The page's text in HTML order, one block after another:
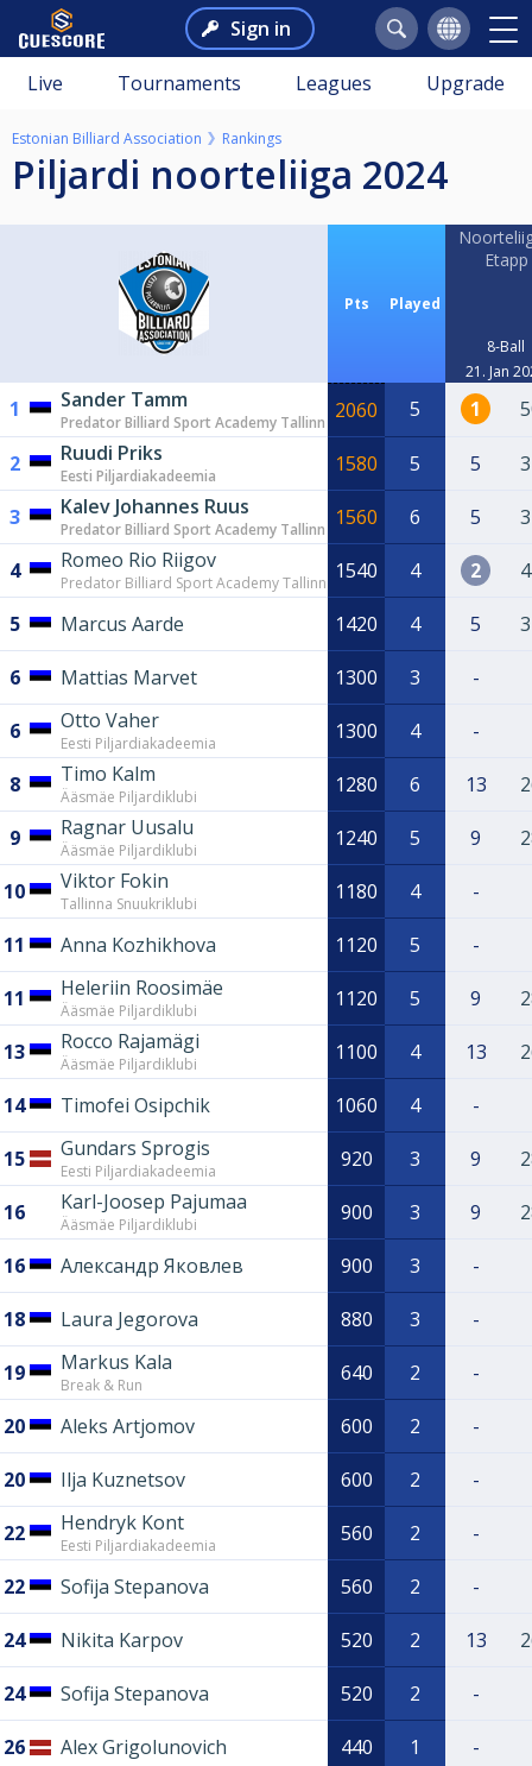
Sign in
Live Tournaments Leagues Upgrade
Estonian Billiard Association Rankings
Piljardi noorteliiga 2024
Pts Played
Etapp
8-Ball
21. Jan
1 Sander Tamm
Predator Billiard Sport Academy Tallinn 2060 5 1
2 Ruudi Priks
Eesti Piljardiakadeemia 1580 5 5
3 Kalev Johannes Ruus
Predator Billiard Sport Academy Tallinn 1560 6 5
4 Romeo Rio Riigov
Predator Billiard Sport Academy Tallinn 1540 4 2
5 Marcus Aarde 1420 4 5
6 Mattias Marvet 1300 3 -
6 Otto Vaher
Eesti Piljardiakadeemia 1300 4 -
8 Timo Kalm
Ääsmäe Piljardiklubi 1280 6 13
9 Ragnar Uusalu
Ääsmäe Piljardiklubi 1240 5 9
10 Viktor Fokin
Tallinna Snuukriklubi 1180 4 -
11 Anna Kozhikhova 1120 5 -
11 Heleriin Roosimäe
Ääsmäe Piljardiklubi 1120 5 9
13 Rocco Rajamägi
Ääsmäe Piljardiklubi 1100 4 13
14 Timofei Osipchik 1060 4 -
15 Gundars Sprogis
Eesti Piljardiakadeemia 920 3 9
16 Karl-Joosep Pajumaa
Ääsmäe Piljardiklubi 900 3 9
16 Александр Яковлев 900 3 -
18 Laura Jegorova 880 3 -
19 Markus Kala
Break & Run 640 2 -
20 Aleks Artjomov 600 2 -
20 Ilja Kuznetsov 600 2 -
22 Hendryk Kont
Eesti Piljardiakadeemia 560 2 -
22 Sofija Stepanova 560 2 -
24 Nikita Karpov 520 2 13
24 Sofija Stepanova 520 2 -
26 Alex Grigolunovich 440 1 -